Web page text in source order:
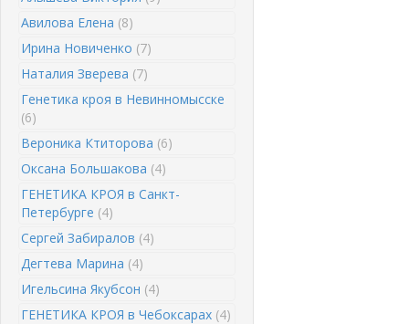
Авилова Елена (8)
Ирина Новиченко (7)
Наталия Зверева (7)
Генетика кроя в Невинномысске
(6)
Вероника Ктиторова (6)
Оксана Большакова (4)
ГЕНЕТИКА КРОЯ в Санкт-
Петербурге (4)
Сергей Забиралов (4)
Дегтева Марина (4)
Игельсина Якубсон (4)
ГЕНЕТИКА КРОЯ в Чебоксарах (4)